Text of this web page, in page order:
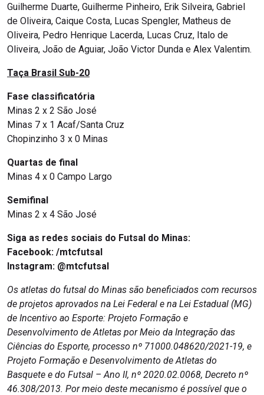
Guilherme Duarte, Guilherme Pinheiro, Erik Silveira, Gabriel
de Oliveira, Caique Costa, Lucas Spengler, Matheus de
Oliveira, Pedro Henrique Lacerda, Lucas Cruz, Italo de
Oliveira, João de Aguiar, João Victor Dunda e Alex Valentim.
Taça Brasil Sub-20
Fase classificatória
Minas 2 x 2 São José
Minas 7 x 1 Acaf/Santa Cruz
Chopinzinho 3 x 0 Minas
Quartas de final
Minas 4 x 0 Campo Largo
Semifinal
Minas 2 x 4 São José
Siga as redes sociais do Futsal do Minas:
Facebook: /mtcfutsal
Instagram: @mtcfutsal
Os atletas do futsal do Minas são beneficiados com recursos
de projetos aprovados na Lei Federal e na Lei Estadual (MG)
de Incentivo ao Esporte: Projeto Formação e
Desenvolvimento de Atletas por Meio da Integração das
Ciências do Esporte, processo nº 71000.048620/2021-19, e
Projeto Formação e Desenvolvimento de Atletas do
Basquete e do Futsal – Ano II, nº 2020.02.0068, Decreto nº
46.308/2013. Por meio deste mecanismo é possível que o